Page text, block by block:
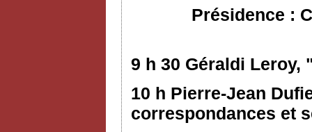
Présidence :
9 h 30 Géraldi Leroy,
10 h Pierre-Jean
correspondances et